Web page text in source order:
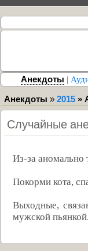
Анекдоты |
Анекдоты » 2015 »
Случайные
Из-за аномально
Покорми кота,
Выходные,
мужской пьянкой.